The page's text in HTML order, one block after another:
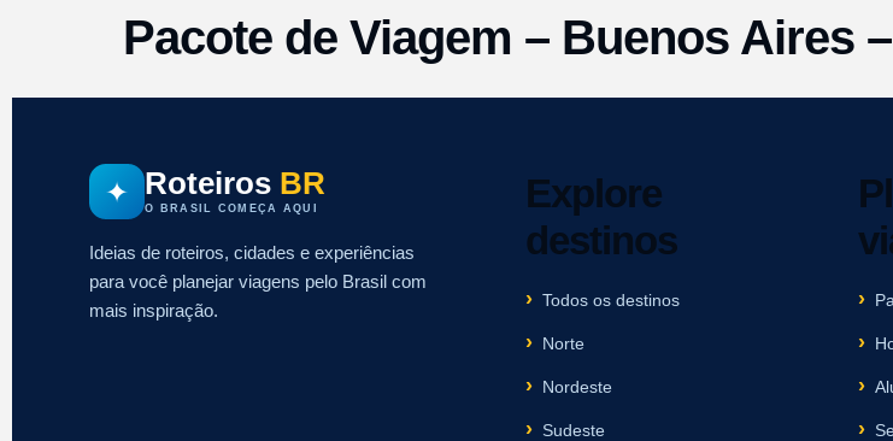
Pacote de Viagem – Buenos Aires
✦ Roteiros BR
O BRASIL COMEÇA AQUI
Ideias de roteiros, cidades e experiências
para você planejar viagens pelo Brasil com
mais inspiração.
Explore
destinos
Todos os destinos
Norte
Nordeste
Sudeste